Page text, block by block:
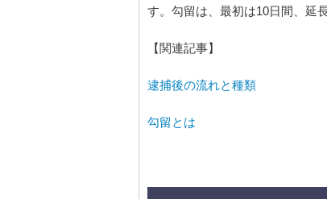
す。勾留は、最初は10日間、延
【関連記事】
逮捕後の流れと種類
勾留とは